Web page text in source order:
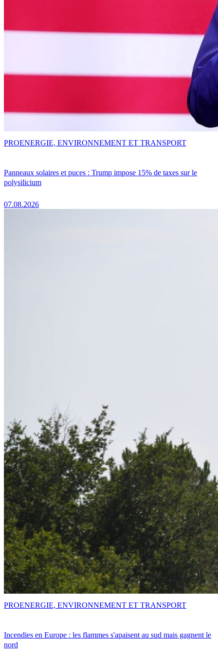
Panneaux solaires et puces : Trump impose 15% de taxes sur le
polysilicium
07.08.2026
PROENERGIE, ENVIRONNEMENT ET TRANSPORT
Incendies en Europe : les flammes s'apaisent au sud mais gagnent le
nord
PROENERGIE, ENVIRONNEMENT ET TRANSPORT